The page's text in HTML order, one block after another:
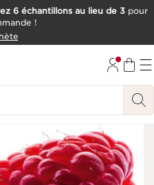
6 échantillons au lieu de 3 pour
!